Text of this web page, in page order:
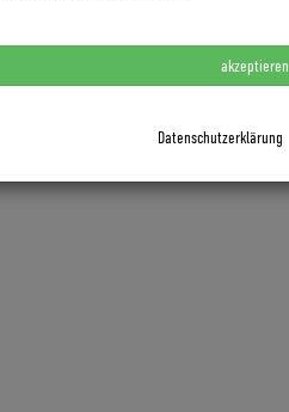
akzeptieren
Datenschutzerklärung